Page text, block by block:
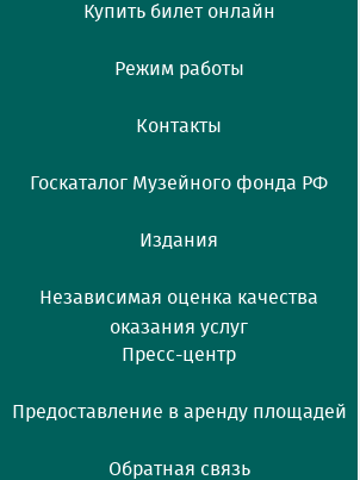
Купить билет онлайн
Режим работы
Контакты
Госкаталог Музейного фонда РФ
Издания
Независимая оценка качества
оказания услуг
Пресс-центр
Предоставление в аренду площадей
Обратная связь